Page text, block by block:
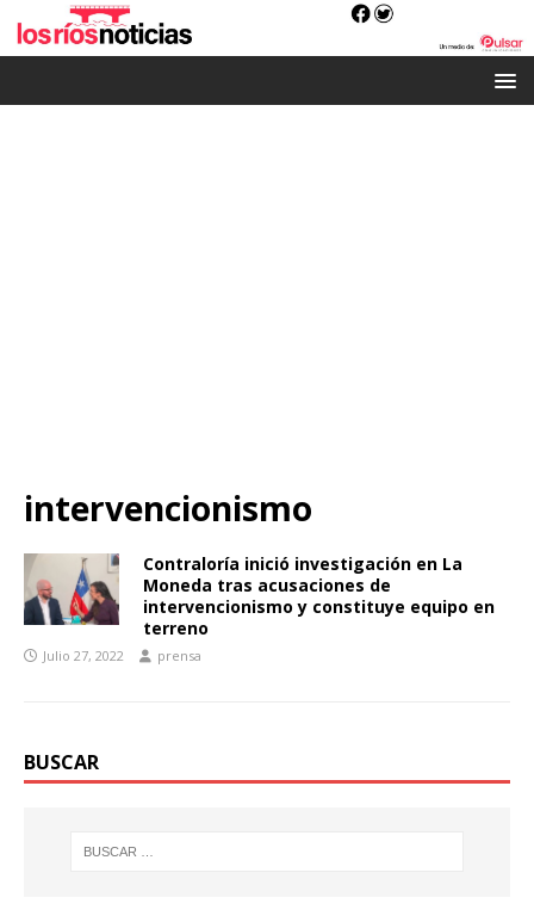
intervencionismo
Contraloría inició investigación en La
Moneda tras acusaciones de
intervencionismo y constituye equipo en
terreno
Julio 27, 2022 prensa
BUSCAR